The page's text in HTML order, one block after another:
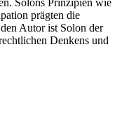
prägten die
Autor ist Solon der
Denkens und